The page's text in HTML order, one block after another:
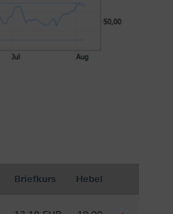
Briefkurs Hebel